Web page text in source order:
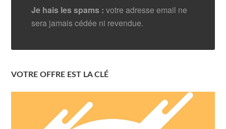
Je hais les spams : votre adresse email ne
sera jamais cédée ni revendue.
VOTRE OFFRE EST LA CLÉ